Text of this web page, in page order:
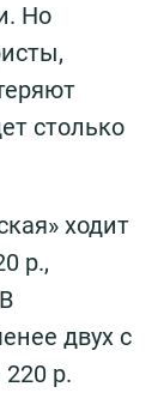
Но
столько
ходит
р.,
двух с
р.